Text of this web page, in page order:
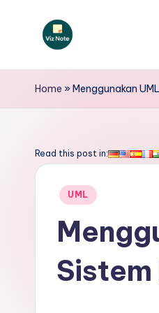
V
iz
o
Home »Menggunakan
Read this post in:
Posted
UML